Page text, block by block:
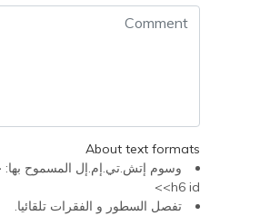
About text formats
<h6 id>
تفصل السطور و الفقرات تلقائيا.